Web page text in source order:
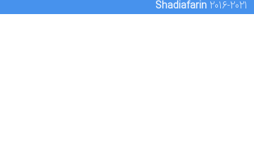
Shadiafarin 2016-2021